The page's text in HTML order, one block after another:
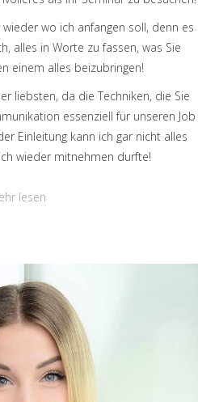
wo ich anfangen soll, denn es
alles in Worte zu fassen, was Sie
einem alles beizubringen!
liebsten, da die Techniken, die Sie
essenziell für unseren Job
Einleitung kann ich gar nicht alles
wieder mitnehmen durfte!
lesen